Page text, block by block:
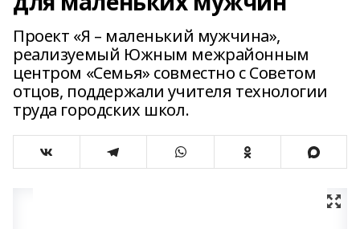
Проект «Я – маленький мужчина»,
реализуемый Южным межрайонным
центром «Семья» совместно с Советом
отцов, поддержали учителя технологии
труда городских школ.